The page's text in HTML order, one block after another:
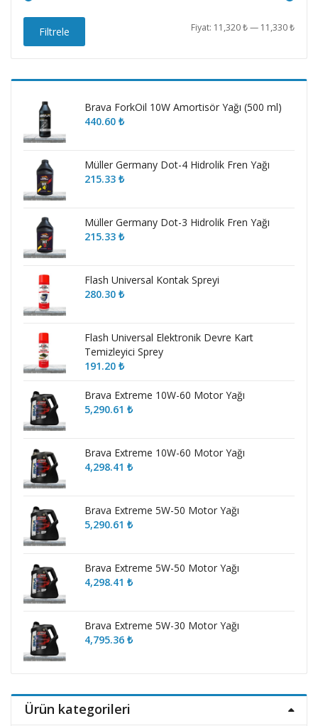
En
En
Filtrele Fiyat: 11,320 ₺— 11,330 ₺
Brava ForkOil 10W Amortisör Yağı (500 ml)
440.60₺
Müller Germany Dot-4 Hidrolik Fren Yağı
215.33₺
Müller Germany Dot-3 Hidrolik Fren Yağı
215.33₺
Flash Universal Kontak Spreyi
280.30₺
Flash Universal Elektronik Devre Kart
Temizleyici Sprey
191.20₺
Brava Extreme 10W-60 Motor Yağı
5,290.61₺
Brava Extreme 10W-60 Motor Yağı
4,298.41₺
Brava Extreme 5W-50 Motor Yağı
5,290.61₺
Brava Extreme 5W-50 Motor Yağı
4,298.41₺
Brava Extreme 5W-30 Motor Yağı
4,795.36₺
Ürün kategorileri